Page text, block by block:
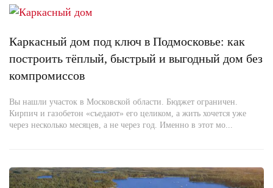
Каркасный дом под ключ в Подмосковье: как
построить тёплый, быстрый и выгодный дом без
компромиссов
Вы нашли участок в Московской области. Бюджет ограничен.
Кирпич и газобетон «съедают» его целиком, а жить хочется уже
через несколько месяцев, а не через год. Именно в этот мо...